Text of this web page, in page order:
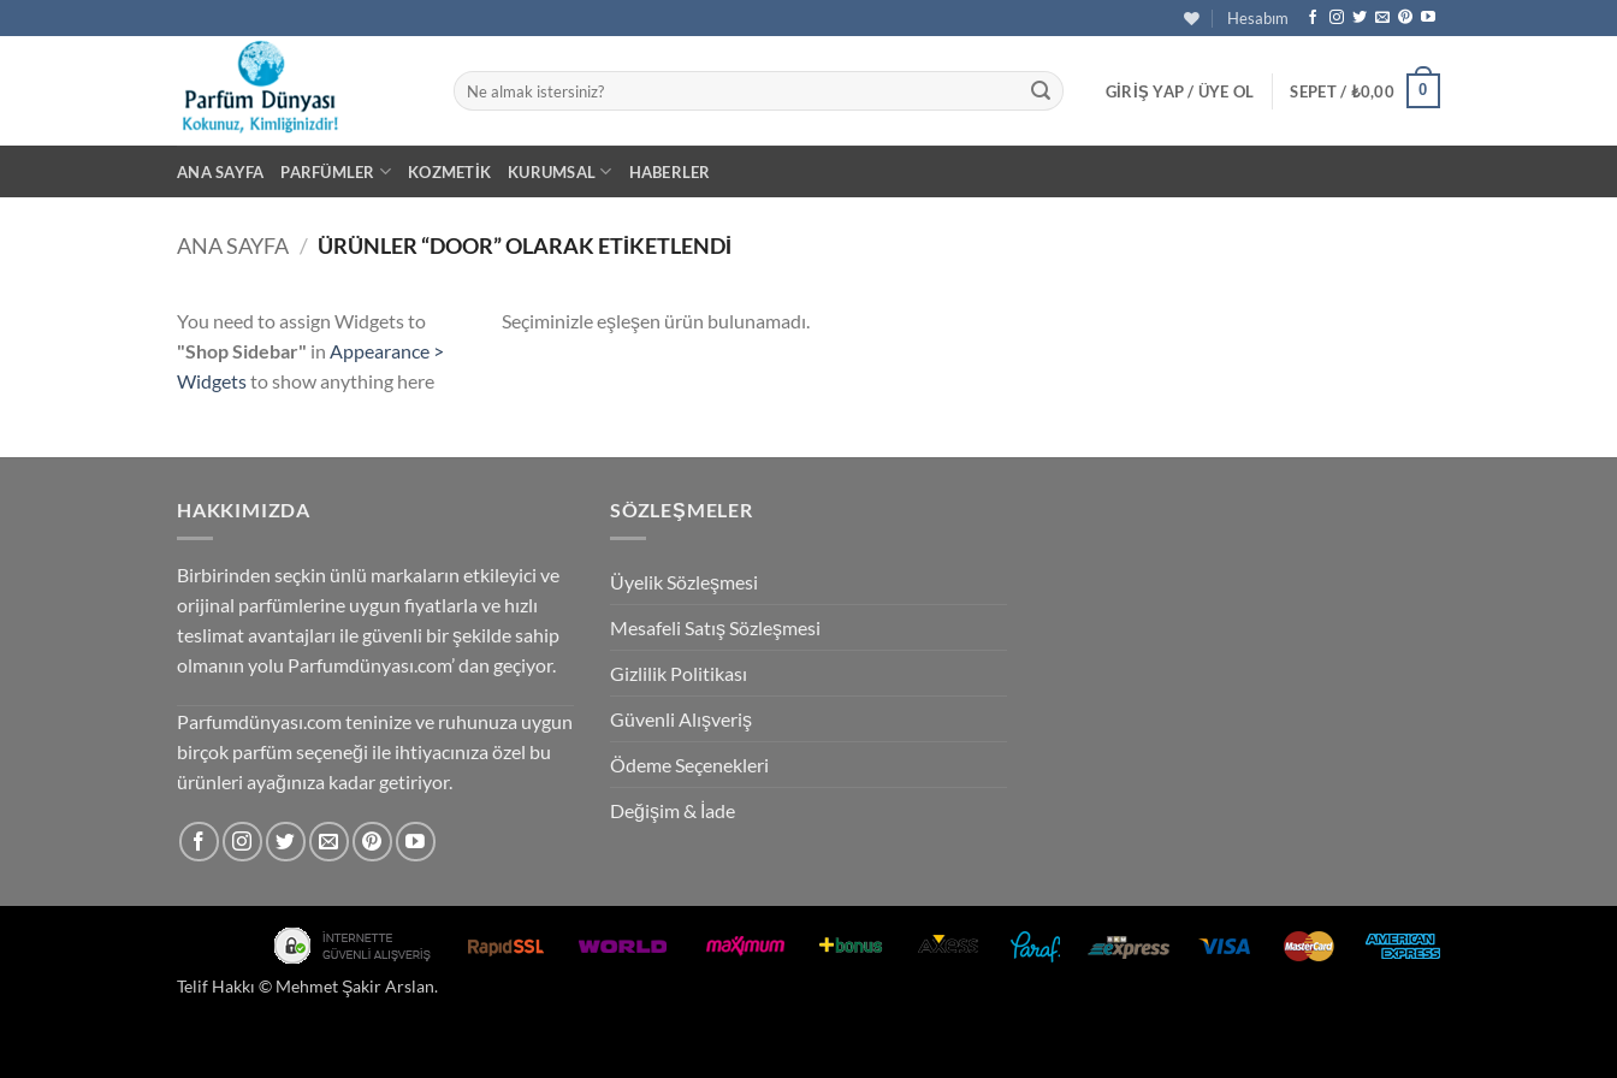
atla
Hesabım
Ara:
GIRIŞ YAP / ÜYE OL SEPET / ₺0,00 0
ANA SAYFA PARFÜMLER KOZMETIK KURUMSAL HABERLER
ANA SAYFA / ÜRÜNLER “DOOR” OLARAK ETIKETLENDI
You need to assign Widgets to
"Shop Sidebar" in Appearance >
Widgetsto show anything here
Seçiminizle eşleşen ürün bulunamadı.
HAKKIMIZDA
Birbirinden seçkin ünlü markaların etkileyici ve
orijinal parfümlerine uygun fiyatlarla ve hızlı
teslimat avantajları ile güvenli bir şekilde sahip
olmanın yolu Parfumdünyası.com’ dan geçiyor.
Parfumdünyası.com teninize ve ruhunuza uygun
birçok parfüm seçeneği ile ihtiyacınıza özel bu
ürünleri ayağınıza kadar getiriyor.
SÖZLEŞMELER
Üyelik Sözleşmesi
Mesafeli Satış Sözleşmesi
Gizlilik Politikası
Güvenli Alışveriş
Ödeme Seçenekleri
Değişim & İade
Telif Hakkı © Mehmet Şakir Arslan.